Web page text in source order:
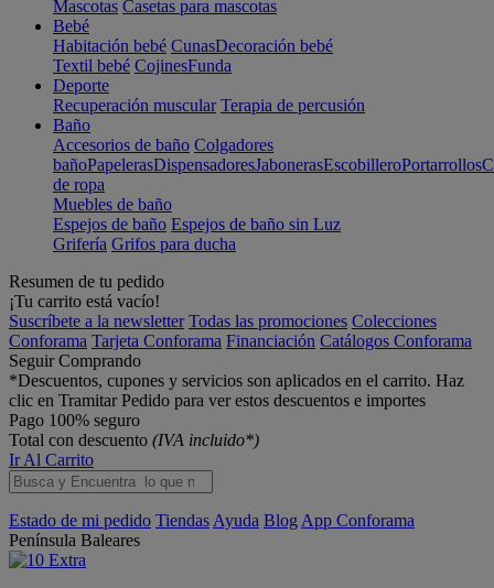
Mascotas Casetas para mascotas
Bebé
Habitación bebé CunasDecoración bebé
Textil bebé CojinesFunda
Deporte
Recuperación muscular Terapia de percusión
Baño
Accesorios de baño Colgadores
bañoPapelerasDispensadoresJabonerasEscobilleroPortarrollos
de ropa
Muebles de baño
Espejos de baño Espejos de baño sin Luz
Grifería Grifos para ducha
Resumen de tu pedido
¡Tu carrito está vacío!
Suscríbete a la newsletter Todas las promociones Colecciones
Conforama Tarjeta Conforama Financiación Catálogos Conforama
Seguir Comprando
*Descuentos, cupones y servicios son aplicados en el carrito. Haz
clic en Tramitar Pedido para ver estos descuentos e importes
Pago 100% seguro
Total con descuento (IVA incluido*)
Ir Al Carrito
Estado de mi pedido Tiendas Ayuda Blog App Conforama
Península Baleares